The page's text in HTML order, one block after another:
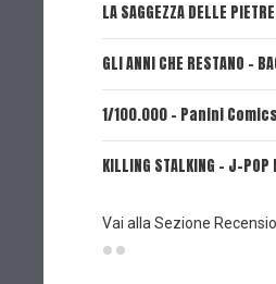
LA SAGGEZZA DELLE
GLI ANNI CHE RESTANO -
1/100.000 - Panini Comics
KILLING STALKING - J-
Vai alla Sezione